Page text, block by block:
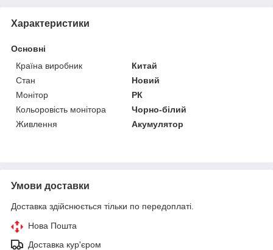
Характеристики
Основні
Країна виробник
Китай
Стан
Новий
Монітор
РК
Кольоровість монітора
Чорно-білий
Живлення
Акумулятор
Умови доставки
Доставка здійснюється тільки по передоплаті.
Нова Пошта
Доставка кур'єром